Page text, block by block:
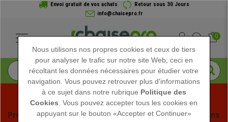
Envoi gratuit de vos achats
Retour sous 30 Jours
info@chaisepro.fr
0
Profitez des soldes d'été chez Chaisepro ! Des réductions
Nous utilisons nos propres cookies et ceux de tiers
pour analyser le trafic sur notre site Web, ceci en
récoltant les données nécessaires pour étudier votre
navigation. Vous pouvez retrouver plus d'informations
à ce sujet dans notre rubrique Politique des
Cookies . Vous pouvez accepter tous les cookies en
appuyant sur le bouton «Accepter et Continuer»